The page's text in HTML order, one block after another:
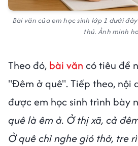
Bài văn của em học sinh lớp 1 dưới
thú. Ảnh minh
Theo đó, bài văn có tiêu đề
"Đêm ở quê". Tiếp theo, nội
được em học sinh trình bày
quê là êm ả. Ở thị xã, cả
Ở quê chỉ nghe gió thở, tre